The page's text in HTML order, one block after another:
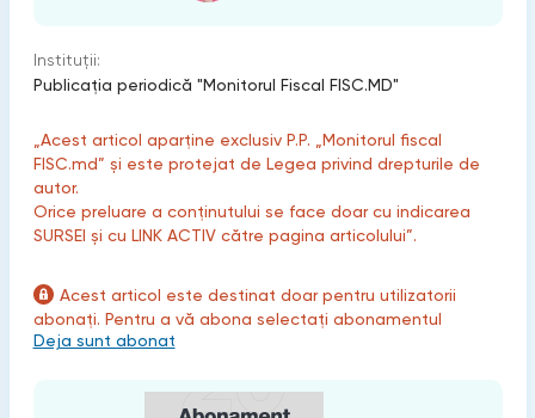
Instituții:
Publicaţia periodică "Monitorul Fiscal FISC.MD"
„Acest articol aparține exclusiv P.P. „Monitorul fiscal
FISC.md” și este protejat de Legea privind drepturile de
autor.
Orice preluare a conținutului se face doar cu indicarea
SURSEI și cu LINK ACTIV către pagina articolului”.
Acest articol este destinat doar pentru utilizatorii
abonați. Pentru a vă abona selectați abonamentul
Deja sunt abonat